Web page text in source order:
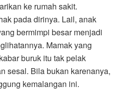
ke rumah sakit.
pada dirinya. Lail, anak
bermimpi besar menjadi
Mamak yang
buruk itu tak pelak
sesal. Bila bukan karenanya,
kemalangan ini.